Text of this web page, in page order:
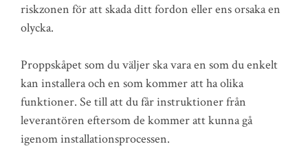
riskzonen för att skada ditt fordon eller ens orsaka en
olycka.
Proppskåpet som du väljer ska vara en som du enkelt
kan installera och en som kommer att ha olika
funktioner. Se till att du får instruktioner från
leverantören eftersom de kommer att kunna gå
igenom installationsprocessen.